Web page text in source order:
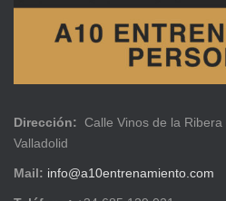
Dirección: Calle Vinos de la Ribera
Valladolid
Mail: info@a10entrenamiento.com